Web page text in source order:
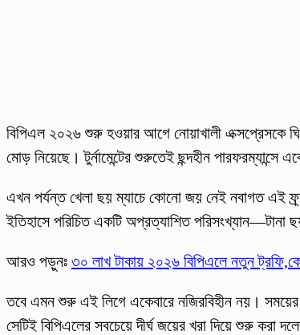
বিপিএল ২০২৬ শুরু হওয়ার আগে নোয়াখালী এক্সপ্রেসকে
মোড় নিয়েছে। টুর্নামেন্টের শুরুতেই ছন্দহীন পারফরম্যান্সে
এখন পর্যন্ত খেলা ছয় ম্যাচে কোনো জয় নেই নবাগত এই
ইতিহাসে পরিচিত একটি অপ্রত্যাশিত পরিসংখ্যান—টানা
আরও পড়ুনঃ ৩০ লাখ টাকায় ২০২৬ বিপিএলে নতুন
তবে এমন শুরু এই লিগে একেবারে নজিরবিহীন নয়।
সেটিই বিপিএলের সবচেয়ে দীর্ঘ জয়ের খরা দিয়ে শুরু করা